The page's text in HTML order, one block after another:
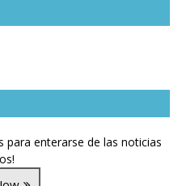
para enterarse de las noticias